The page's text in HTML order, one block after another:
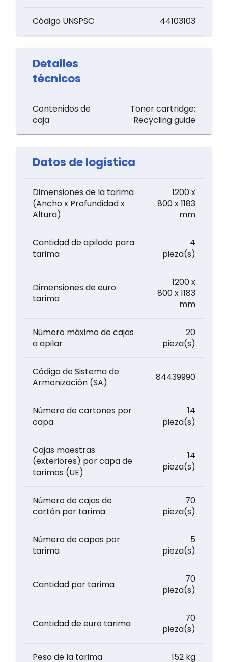
Código UNSPSC 44103103
Detalles
técnicos
Contenidos de
caja
Toner cartridge;
Recycling guide
Datos de logística
Dimensiones de la tarima
(Ancho x Profundidad x
Altura)
1200 x
800 x 1183
mm
Cantidad de apilado para
tarima
4
pieza(s)
Dimensiones de euro
tarima
1200 x
800 x 1183
mm
Número máximo de cajas
a apilar
20
pieza(s)
Código de Sistema de
Armonización (SA)
84439990
Número de cartones por
capa
14
pieza(s)
Cajas maestras
(exteriores) por capa de
tarimas (UE)
14
pieza(s)
Número de cajas de
cartón por tarima
70
pieza(s)
Número de capas por
tarima
5
pieza(s)
Cantidad por tarima
70
pieza(s)
Cantidad de euro tarima
70
pieza(s)
Peso de la tarima 152 kg